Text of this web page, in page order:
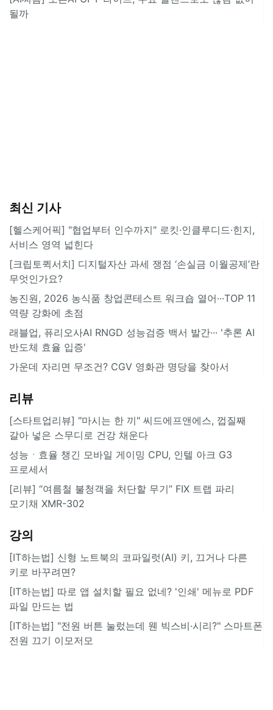
될까
최신 기사
[헬스케어픽] "협업부터 인수까지" 로킷·인클루디드·힌지,
서비스 영역 넓힌다
[크립토퀵서치] 디지털자산 과세 쟁점 ‘손실금 이월공제’란
무엇인가요?
농진원, 2026 농식품 창업콘테스트 워크숍 열어···TOP 11
역량 강화에 초점
래블업, 퓨리오사AI RNGD 성능검증 백서 발간··· '추론 AI
반도체 효율 입증'
가운데 자리면 무조건? CGV 영화관 명당을 찾아서
리뷰
[스타트업리뷰] "마시는 한 끼" 씨드에프앤에스, 껍질째
갈아 넣은 스무디로 건강 채운다
성능ㆍ효율 챙긴 모바일 게이밍 CPU, 인텔 아크 G3
프로세서
[리뷰] “여름철 불청객을 처단할 무기” FIX 트랩 파리
모기채 XMR-302
강의
[IT하는법] 신형 노트북의 코파일럿(AI) 키, 끄거나 다른
키로 바꾸려면?
[IT하는법] 따로 앱 설치할 필요 없네? '인쇄' 메뉴로 PDF
파일 만드는 법
[IT하는법] "전원 버튼 눌렀는데 웬 빅스비·시리?" 스마트폰
전원 끄기 이모저모